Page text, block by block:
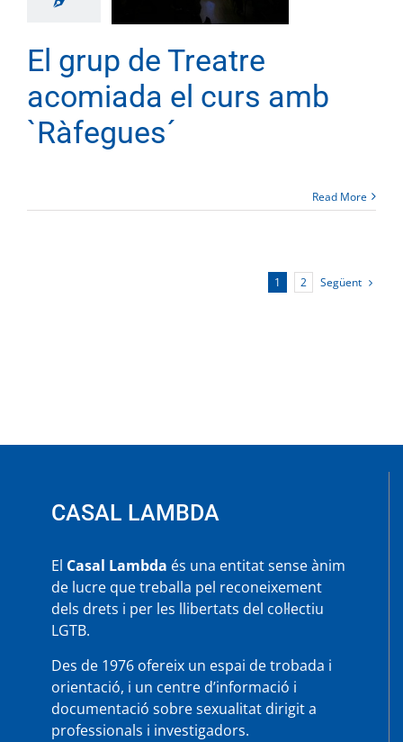
El grup de Treatre
acomiada el curs amb
`Ràfegues´
Read More
1 2 Següent
CASAL LAMBDA
El Casal Lambda és una entitat sense ànim
de lucre que treballa pel reconeixement
dels drets i per les llibertats del col·lectiu
LGTB.
Des de 1976 ofereix un espai de trobada i
orientació, i un centre d’informació i
documentació sobre sexualitat dirigit a
professionals i investigadors.